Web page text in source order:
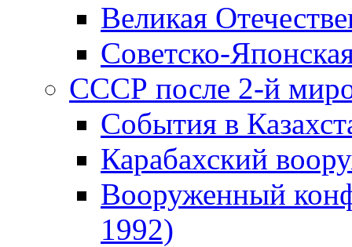
Великая
Советско-
СССР после 2-й
События в
Карабахский
Вооруженный
1992)